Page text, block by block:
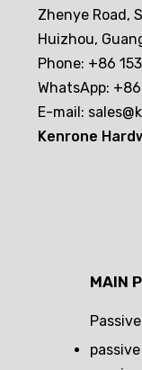
Zhenye Road,
Huizhou,
Phone: +86
WhatsApp:
E-mail:
Kenrone
MAIN